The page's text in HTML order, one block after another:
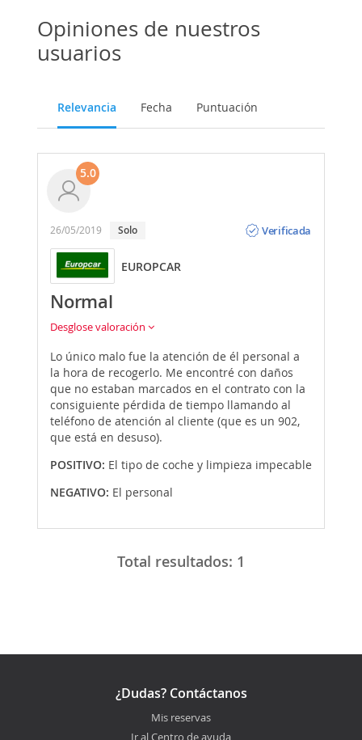
Opiniones de nuestros
usuarios
Relevancia Fecha Puntuación
5.0
26/05/2019 Solo
Verificada
EUROPCAR
Normal
Desglose valoración
Lo único malo fue la atención de él personal a
la hora de recogerlo. Me encontré con daños
que no estaban marcados en el contrato con la
consiguiente pérdida de tiempo llamando al
teléfono de atención al cliente (que es un 902,
que está en desuso).
POSITIVO: El tipo de coche y limpieza impecable
NEGATIVO: El personal
Total resultados: 1
¿Dudas? Contáctanos
Mis reservas
Ir al Centro de ayuda